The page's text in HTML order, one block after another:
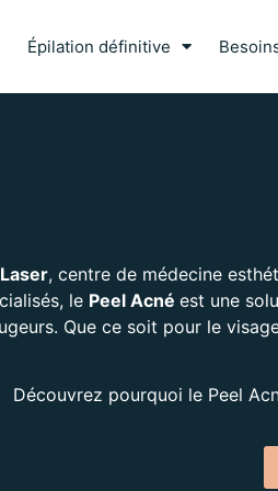
Épilation définitive
, centre de médecine
le Peel Acné est une
Que ce soit pour le
Découvrez pourquoi le Peel